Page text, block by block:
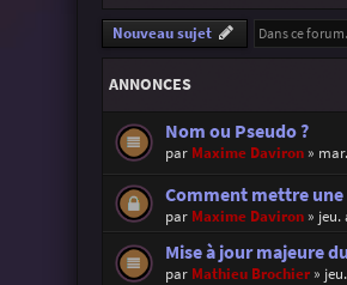
Nouveau sujet
ANNONCES
Nom ou Pseudo ?
par Maxime Daviron»
Comment mettre
par Maxime Daviron» jeu.
Mise à jour majeure
par Mathieu Brochier»